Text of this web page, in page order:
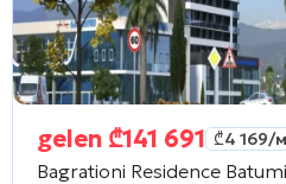
gelen ₾141 691 ₾4 169/
Bagrationi Residence Batumi